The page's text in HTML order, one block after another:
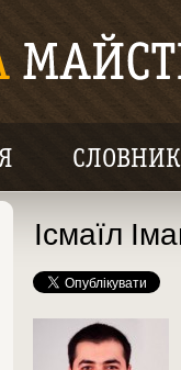
СЛОВНИК
Ісмаїл